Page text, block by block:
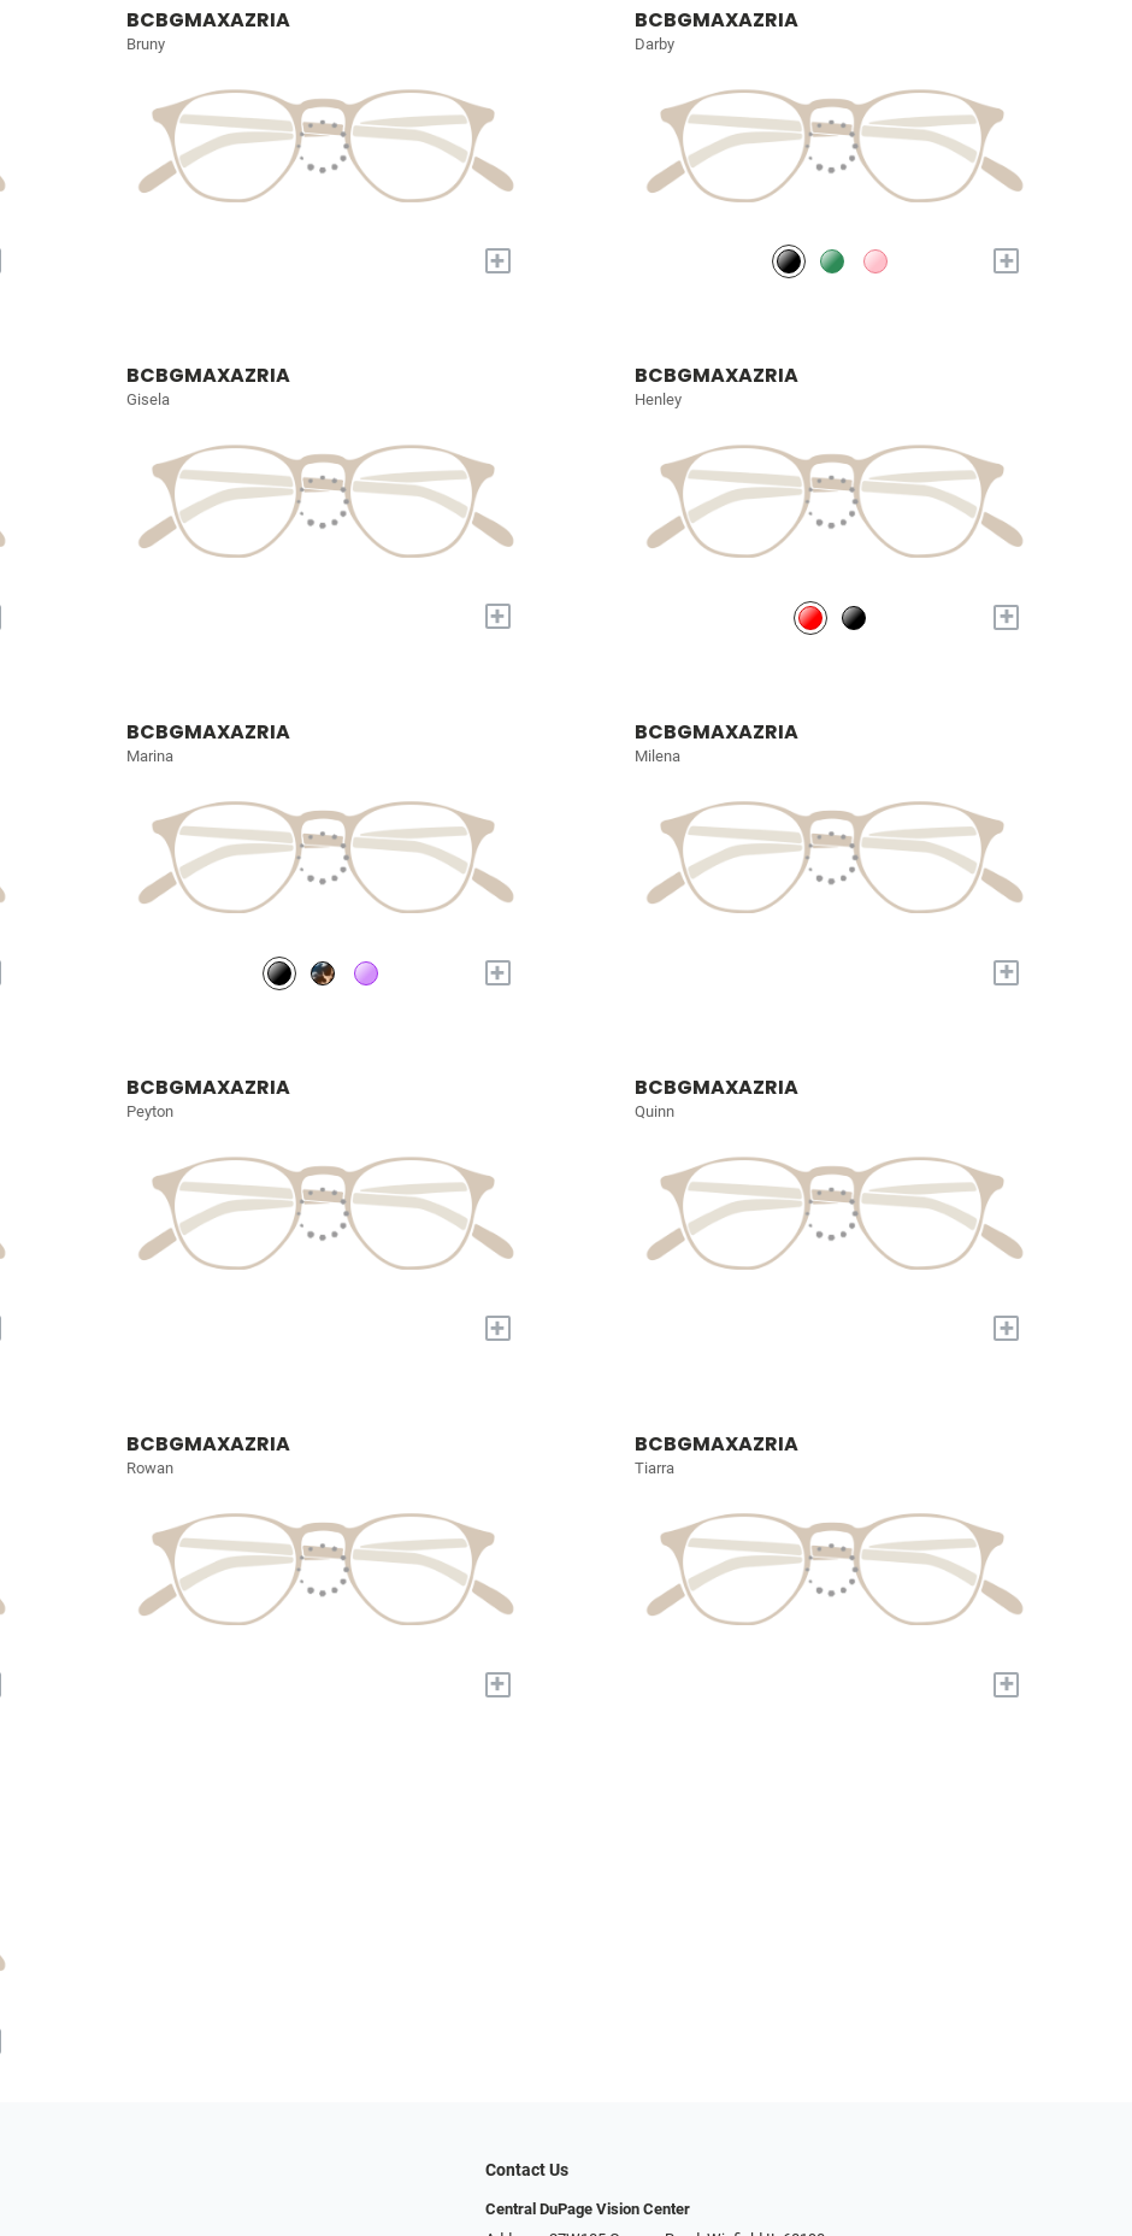
BCBGMAXAZRIA
Bruny
+
BCBGMAXAZRIA
Darby
+
BCBGMAXAZRIA
Gisela
+
BCBGMAXAZRIA
Henley
+
BCBGMAXAZRIA
Marina
+
BCBGMAXAZRIA
Milena
+
BCBGMAXAZRIA
Peyton
+
BCBGMAXAZRIA
Quinn
+
BCBGMAXAZRIA
Rowan
+
BCBGMAXAZRIA
Tiarra
+
Contact Us
Central DuPage Vision Center